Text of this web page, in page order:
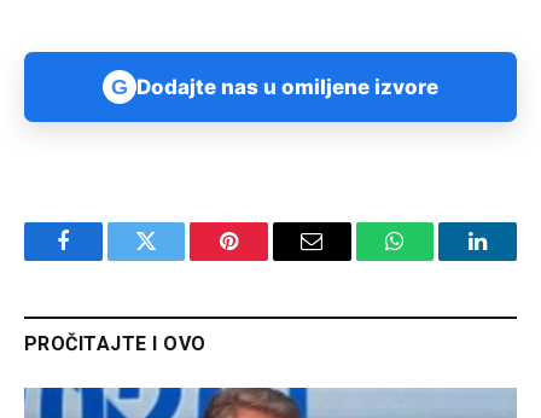
G Dodajte nas u omiljene izvore
FacebookTwitter Pinterest Email WhatsApp
PROČITAJTE I OVO